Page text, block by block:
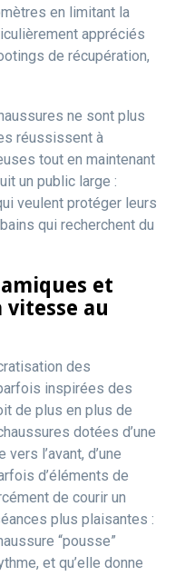
en limitant la
appréciés
de récupération,
ne sont plus
réussissent à
tout en maintenant
un public large :
veulent protéger leurs
qui recherchent du
et
vitesse au
des
inspirées des
de plus en plus de
dotées d’une
l’avant, d’une
d’éléments de
de courir un
plus plaisantes :
“pousse”
et qu’elle donne